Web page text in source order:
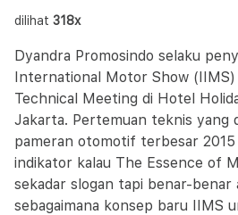
dilihat 318x
Dyandra Promosindo selaku
International Motor Show (IIMS)
Technical Meeting di Hotel
Jakarta. Pertemuan teknis yang
pameran otomotif terbesar
indikator kalau The Essence of
sekadar slogan tapi benar-benar
sebagaimana konsep baru IIMS